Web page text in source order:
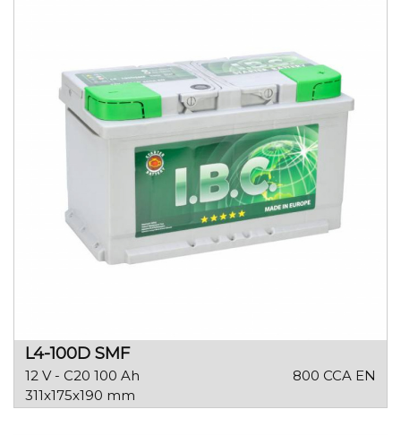
L4-100D SMF
12 V - C20 100 Ah
800 CCA EN
311x175x190 mm